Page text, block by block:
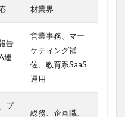
材業界
告
運
営業事務、マー
ケティング補
佐、教育系SaaS
運用
プ
総務、企画職、